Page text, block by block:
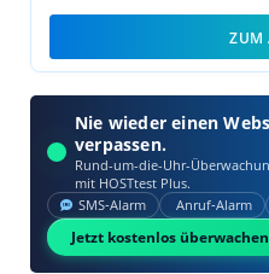
ZUM
Nie wieder einen
verpassen.
Rund-um-die-Uhr-
mit HOSTtest Plus.
SMS‑Alarm Anruf‑Alarm
Jetzt kostenlos überwachen